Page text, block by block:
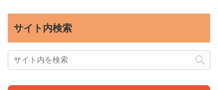
サイト内検索